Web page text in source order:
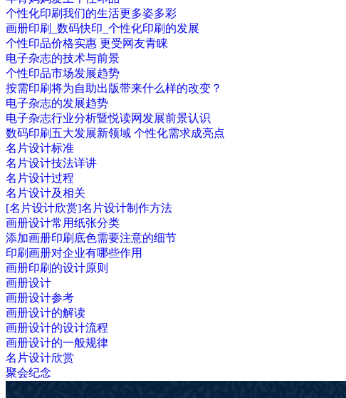
个性化印刷我们的生活更多姿多彩
画册印刷_数码快印_个性化印刷的发展
个性印品价格实惠 更受网友青睐
电子杂志的技术与前景
个性印品市场发展趋势
按需印刷将为自助出版带来什么样的改变？
电子杂志的发展趋势
电子杂志行业分析暨悦读网发展前景认识
数码印刷五大发展新领域 个性化需求成亮点
名片设计标准
名片设计技法详讲
名片设计过程
名片设计及相关
[名片设计欣赏]名片设计制作方法
画册设计常用纸张分类
添加画册印刷底色需要注意的细节
印刷画册对企业有哪些作用
画册印刷的设计原则
画册设计
画册设计参考
画册设计的解读
画册设计的设计流程
画册设计的一般规律
名片设计欣赏
聚会纪念